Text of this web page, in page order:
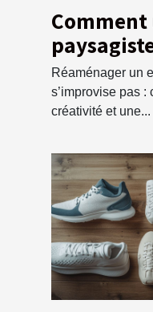
votre
Réaménager un
s’improvise pas :
créativité et une...